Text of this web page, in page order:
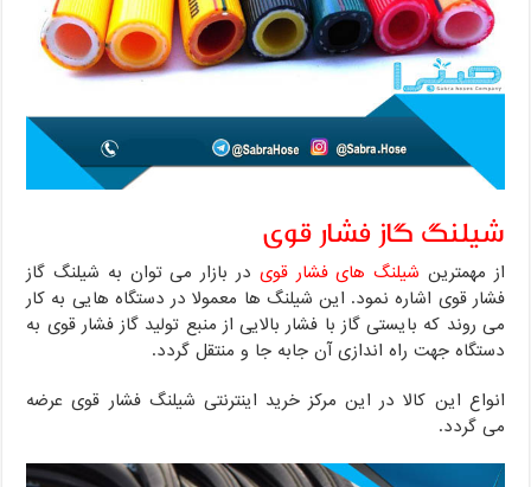
شیلنگ گاز فشار قوی
از مهمترین شیلنگ های فشار قوی در بازار می توان به شیلنگ گاز
فشار قوی اشاره نمود. این شیلنگ ها معمولا در دستگاه هایی به کار
می روند که بایستی گاز با فشار بالایی از منبع تولید گاز فشار قوی به
دستگاه جهت راه اندازی آن جابه جا و منتقل گردد.
انواع این کالا در این مرکز خرید اینترنتی شیلنگ فشار قوی عرضه
می گردد.